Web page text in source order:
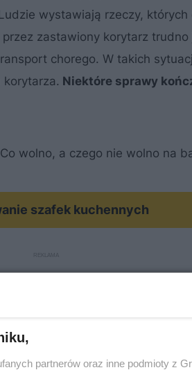
wystawiają rzeczy,
zastawiony korytarz
chorego. W takich
Niektóre sprawy
wolno, a czego nie wolno na
szafek kuchennych
partnerów oraz inne podmioty z